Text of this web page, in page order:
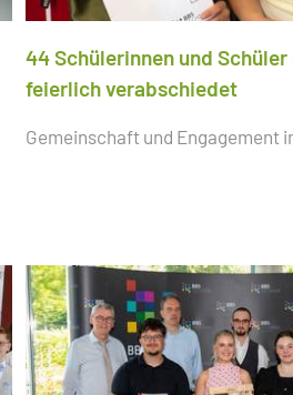
44 Schülerinnen und Schüler
feierlich verabschiedet
Gemeinschaft und Engagement